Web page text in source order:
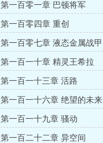
第一百零一章 巴顿将军
第一百零四章 重创
第一百零七章 液态金属战甲
第一百一十章 精灵王希拉
第一百一十三章 活路
第一百一十六章 绝望的未来
第一百一十九章 骚动
第一百二十二章 异空间